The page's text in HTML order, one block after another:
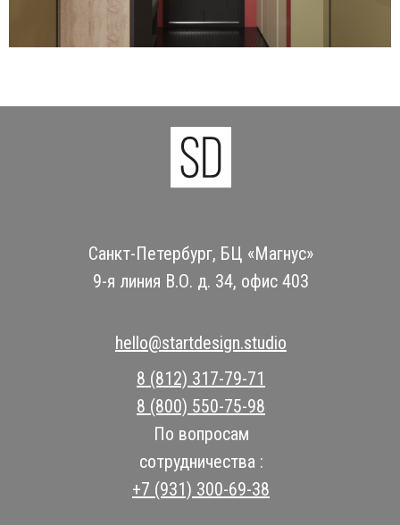
Санкт-Петербург, БЦ «Магнус»
9-я линия В.О. д. 34, офис 403
8 (812) 317-79-71
8 (800) 550-75-98
По вопросам
сотрудничества :
+7 (931) 300-69-38
hello@startdesign.studio